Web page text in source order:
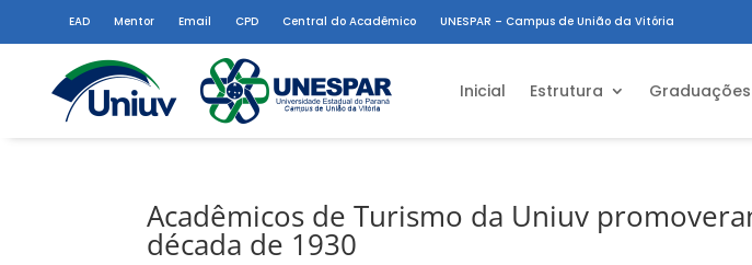
EAD Mentor Email CPD Central do Acadêmico UNESPAR – Campus de União da Vitória
Inicial Estrutura Graduações
Acadêmicos de Turismo da Uniuv
década de 1930